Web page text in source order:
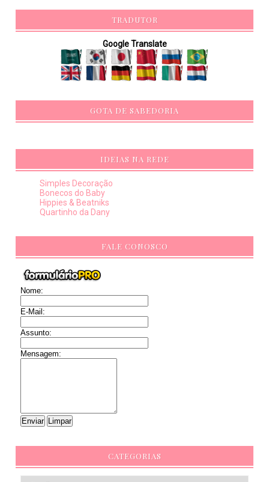
TRADUTOR
Google Translate
GOTA DE SABEDORIA
IDEIAS NA REDE
Simples Decoração
Bonecos do Baby
Hippies & Beatniks
Quartinho da Dany
FALE CONOSCO
Nome:
E-Mail:
Assunto:
Mensagem:
CATEGORIAS